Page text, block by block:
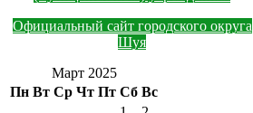
Официальный сайт городского округа
Шуя
Март 2025
Пн Вт Ср Чт Пт Сб Вс